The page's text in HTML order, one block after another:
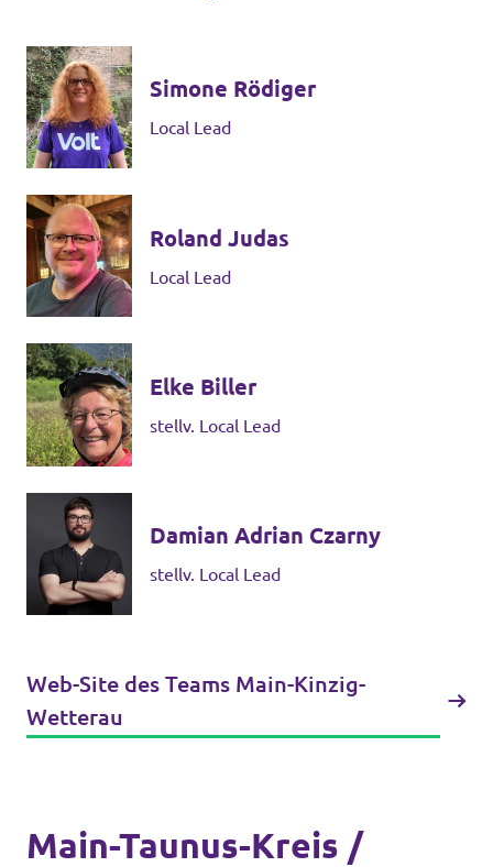
Simone Rödiger
Local Lead
Roland Judas
Local Lead
Elke Biller
stellv. Local Lead
Damian Adrian Czarny
stellv. Local Lead
Web-Site des Teams Main-Kinzig-
Wetterau
Main-Taunus-Kreis /